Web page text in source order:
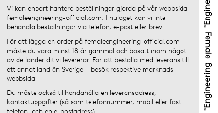
Vi kan enbart hantera beställningar gjorda på vår webbsida
femaleengineering-official.com. I nuläget kan vi inte
behandla beställningar via telefon, e-post eller brev.
För att lägga en order på femaleengineering-official.com
måste du vara minst 18 år gammal och bosatt inom något
av de länder dit vi levererar. För att beställa med leverans till
ett annat land än Sverige – besök respektive marknads
webbsida.
Du måste också tillhandahålla en leveransadress,
kontaktuppgifter (så som telefonnummer, mobil eller fast
telefon, och en e-postadress).